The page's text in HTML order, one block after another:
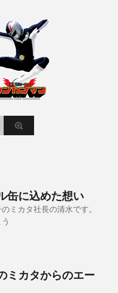
缶に込めた想い
ミカタ社長の清水です。
ミカタからのエー